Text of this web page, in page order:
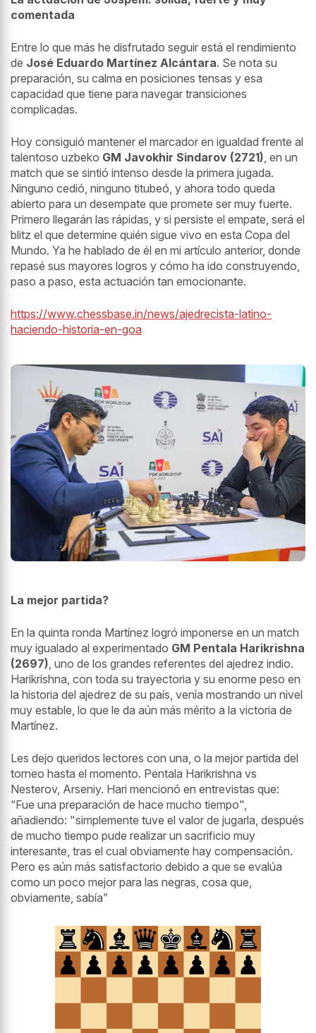
comentada
Entre lo que más he disfrutado seguir está el rendimiento
de José Eduardo Martínez Alcántara. Se nota su
preparación, su calma en posiciones tensas y esa
capacidad que tiene para navegar transiciones
complicadas.
Hoy consiguió mantener el marcador en igualdad frente al
talentoso uzbeko GM Javokhir Sindarov (2721), en un
match que se sintió intenso desde la primera jugada.
Ninguno cedió, ninguno titubeó, y ahora todo queda
abierto para un desempate que promete ser muy fuerte.
Primero llegarán las rápidas, y si persiste el empate, será el
blitz el que determine quién sigue vivo en esta Copa del
Mundo. Ya he hablado de él en mi artículo anterior, donde
repasé sus mayores logros y cómo ha ido construyendo,
paso a paso, esta actuación tan emocionante.
https://www.chessbase.in/news/ajedrecista-latino-
haciendo-historia-en-goa
La mejor partida?
En la quinta ronda Martínez logró imponerse en un match
muy igualado al experimentado GM Pentala Harikrishna
(2697) , uno de los grandes referentes del ajedrez indio.
Harikrishna, con toda su trayectoria y su enorme peso en
la historia del ajedrez de su país, venía mostrando un nivel
muy estable, lo que le da aún más mérito a la victoria de
Martínez.
Les dejo queridos lectores con una, o la mejor partida del
torneo hasta el momento. Pentala Harikrishna vs
Nesterov, Arseniy. Hari mencionó en entrevistas que:
“Fue una preparación de hace mucho tiempo",
añadiendo: "simplemente tuve el valor de jugarla, después
de mucho tiempo pude realizar un sacrificio muy
interesante, tras el cual obviamente hay compensación.
Pero es aún más satisfactorio debido a que se evalúa
como un poco mejor para las negras, cosa que,
obviamente, sabía”